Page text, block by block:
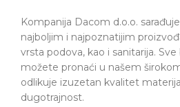
Kompanija Dacom d.o.o.
najboljim i najpoznatijim
vrsta podova, kao i sanitarija.
možete pronaći u našem
odlikuje izuzetan kvalitet
dugotrajnost.